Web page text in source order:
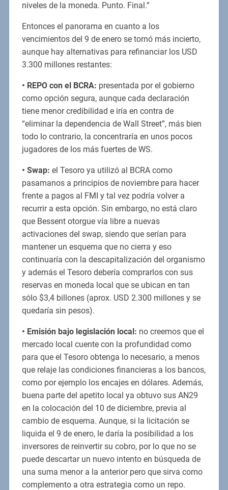
niveles de la moneda. Punto. Final.”
Entonces el panorama en cuanto a los
vencimientos del 9 de enero se tornó más incierto,
aunque hay alternativas para refinanciar los USD
3.300 millones restantes:
• REPO con el BCRA: presentada por el gobierno
como opción segura, aunque cada declaración
tiene menor credibilidad e iría en contra de
“eliminar la dependencia de Wall Street”, más bien
todo lo contrario, la concentraría en unos pocos
jugadores de los más fuertes de WS.
• Swap: el Tesoro ya utilizó al BCRA como
pasamanos a principios de noviembre para hacer
frente a pagos al FMI y tal vez podría volver a
recurrir a esta opción. Sin embargo, no está claro
que Bessent otorgue vía libre a nuevas
activaciones del swap, siendo que serían para
mantener un esquema que no cierra y eso
continuaría con la descapitalización del organismo
y además el Tesoro debería comprarlos con sus
reservas en moneda local que se ubican en tan
sólo $3,4 billones (aprox. USD 2.300 millones y se
quedaría sin pesos).
• Emisión bajo legislación local: no creemos que el
mercado local cuente con la profundidad como
para que el Tesoro obtenga lo necesario, a menos
que relaje las condiciones financieras a los bancos,
como por ejemplo los encajes en dólares. Además,
buena parte del apetito local ya obtuvo sus AN29
en la colocación del 10 de diciembre, previa al
cambio de esquema. Aunque, si la licitación se
liquida el 9 de enero, le daría la posibilidad a los
inversores de reinvertir su cobro, por lo que no se
puede descartar un nuevo intento en búsqueda de
una suma menor a la anterior pero que sirva como
complemento a otra estrategia como un repo.